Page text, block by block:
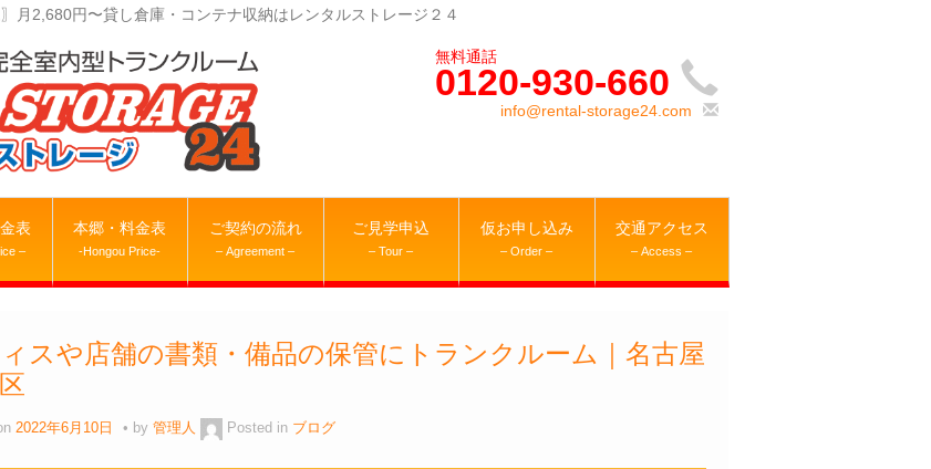
月2,680円〜貸し倉庫・コンテナ収納はレンタルストレージ２４
0120-930-660
info@rental-storage24.com
表
–
本郷・料金表
-Hongou Price-
ご契約の流れ
– Agreement –
ご見学申込
– Tour –
仮お申し込み
– Order –
交通アクセス
– Access –
スや店舗の書類・備品の保管にトランクルーム｜名古屋
2022年6月10日 by管理人 Posted in ブログ